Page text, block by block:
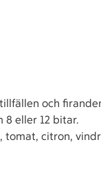
och
8 eller 12 bitar.
citron,